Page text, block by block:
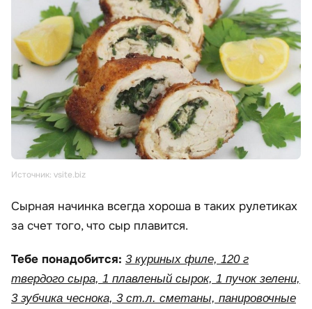
Источник: vsite.biz
Сырная начинка всегда хороша в таких рулетиках
за счет того, что сыр плавится.
Тебе понадобится: 3 куриных филе, 120 г
твердого сыра, 1 плавленый сырок, 1 пучок зелени,
3 зубчика чеснока, 3 ст.л. сметаны, панировочные